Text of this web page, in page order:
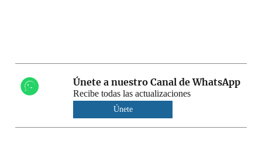
Únete a nuestro Canal de WhatsApp
Recibe todas las actualizaciones
Únete